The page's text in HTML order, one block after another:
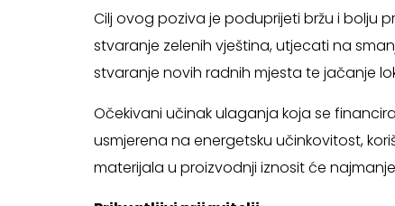
Cilj ovog poziva je poduprijeti bržu i bolju
stvaranje zelenih vještina, utjecati na
stvaranje novih radnih mjesta te jačanje
Očekivani učinak ulaganja koja se
usmjerena na energetsku učinkovitost,
materijala u proizvodnji iznosit će najmanje